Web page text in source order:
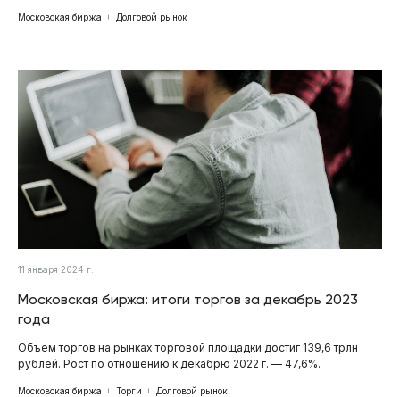
Московская биржа Долговой рынок
11 января 2024 г.
Московская биржа: итоги торгов за декабрь 2023
года
Объем торгов на рынках торговой площадки достиг 139,6 трлн
рублей. Рост по отношению к декабрю 2022 г. — 47,6%.
Московская биржа Торги Долговой рынок